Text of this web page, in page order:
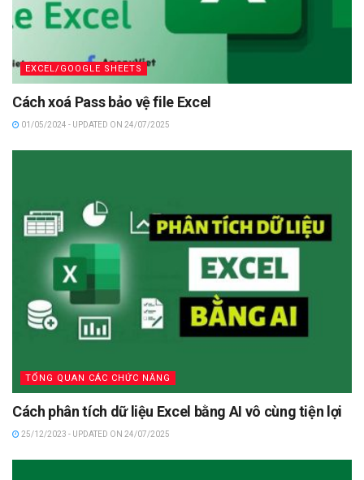
EXCEL/GOOGLE SHEETS
Cách xoá Pass bảo vệ file Excel
01/05/2024 - UPDATED ON 24/07/2025
TỔNG QUAN CÁC CHỨC NĂNG
Cách phân tích dữ liệu Excel bằng AI vô cùng tiện lợi
25/12/2023 - UPDATED ON 24/07/2025